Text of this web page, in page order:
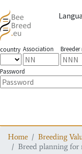
country Association Breeder
Password
Home
Breeding
Breed planning for